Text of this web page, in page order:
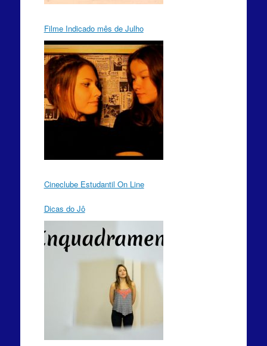
Filme Indicado mês de Julho
Cineclube Estudantil On Line
Dicas do Jô